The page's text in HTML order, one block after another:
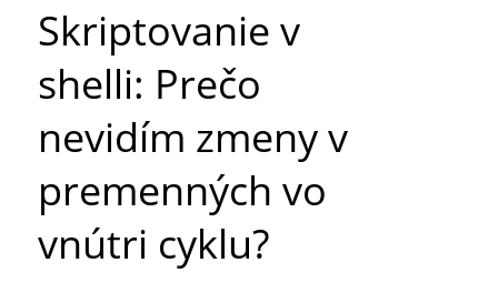
Skriptovanie v
shelli: Prečo
nevidím zmeny v
premenných vo
vnútri cyklu?